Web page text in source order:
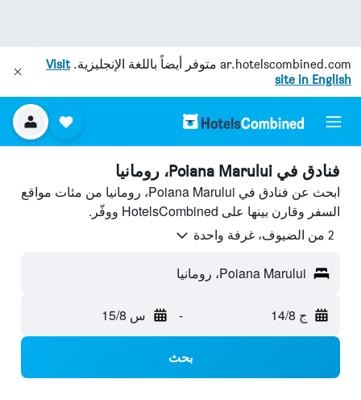
ar.hotelscombined.com متوفر أيضاً باللغة الإنجليزية.Visit
site in English
فنادق في Poiana Marului، رومانيا
ابحث عن فنادق في Poiana Marului، رومانيا من مئات مواقع
السفر وقارن بينها على HotelsCombined ووفّر.
2 من الضيوف، غرفة واحدة
Poiana Marului، رومانيا
ج 14/8 - س 15/8
بحث